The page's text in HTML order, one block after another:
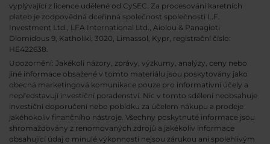
vyplývající z licence udělené od CySEC. Za procesování karetních
plateb je zodpovědná dceřinná společnost společnosti L.F.
Investment Ltd., LFA International Ltd., Aiolou & Panagioti
Diomidous 9, Katholiki, 3020, Limassol, Kypr, registrační číslo:
HE422638.
Upozornění: Jakékoli názory, zprávy, výzkumy, analýzy, ceny nebo
jiné informace obsažené v tomto materiálu jsou poskytovány jako
obecná marketingová komunikace pouze pro informativní účely a
nepředstavují investiční poradenství. Nic v tomto sdělení neobsahuje
investiční doporučení nebo pobídku za účelem nákupu a prodeje
jakéhokoliv finančního nástroje. Všechny poskytnuté informace jsou
shromažďovány z renomovaných zdrojů a jakékoliv informace
obsahující údaj o minulé výkonnosti nejsou zárukou ani spolehlivým